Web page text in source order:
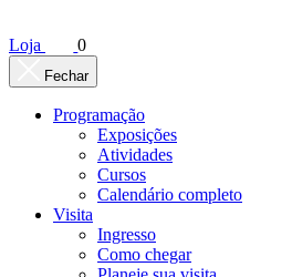
Loja 0
Fechar
Programação
Exposições
Atividades
Cursos
Calendário completo
Visita
Ingresso
Como chegar